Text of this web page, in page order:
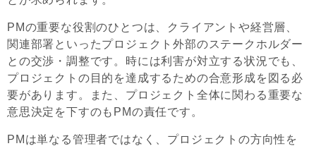
PMの重要な役割のひとつは、クライアントや経営層、
関連部署といったプロジェクト外部のステークホルダー
との交渉・調整です。時には利害が対立する状況でも、
プロジェクトの目的を達成するための合意形成を図る必
要があります。また、プロジェクト全体に関わる重要な
意思決定を下すのもPMの責任です。
PMは単なる管理者ではなく、プロジェクトの方向性を